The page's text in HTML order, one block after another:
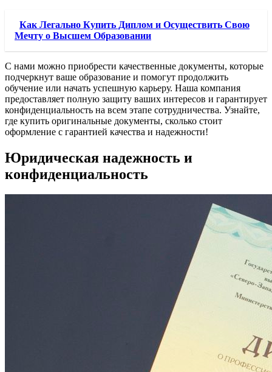
Как Легально Купить Диплом и Осуществить Свою
Мечту о Высшем Образовании
С нами можно приобрести качественные документы, которые
подчеркнут ваше образование и помогут продолжить
обучение или начать успешную карьеру. Наша компания
предоставляет полную защиту ваших интересов и гарантирует
конфиденциальность на всем этапе сотрудничества. Узнайте,
где купить оригинальные документы, сколько стоит
оформление с гарантией качества и надежности!
Юридическая надежность и
конфиденциальность